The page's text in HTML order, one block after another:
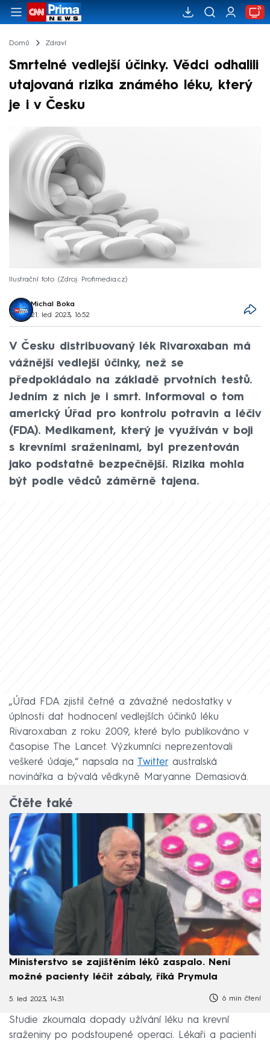
Domů Zdraví
Smrtelné vedlejší účinky. Vědci odhalili
utajovaná rizika známého léku, který
je i v Česku
Ilustrační foto Zdroj: Profimedia.cz
Michal Boka
21. led 2023, 16:52
V Česku distribuovaný lék Rivaroxaban má
vážnější vedlejší účinky, než se
předpokládalo na základě prvotních testů.
Jedním z nich je i smrt. Informoval o tom
americký Úřad pro kontrolu potravin a léčiv
(FDA). Medikament, který je využíván v boji
s krevními sraženinami, byl prezentován
jako podstatně bezpečnější. Rizika mohla
být podle vědců záměrně tajena.
„Úřad FDA zjistil četné a závažné nedostatky v
úplnosti dat hodnocení vedlejších účinků léku
Rivaroxaban z roku 2009, které bylo publikováno v
časopise The Lancet. Výzkumníci neprezentovali
veškeré údaje,“ napsala na Twitteraustralská
novinářka a bývalá vědkyně Maryanne Demasiová.
Čtěte také
Ministerstvo se zajištěním léků zaspalo. Není
možné pacienty léčit zábaly, říká Prymula
5. led 2023, 14:31 6 min čtení
Studie zkoumala dopady užívání léku na krevní
sraženiny po podstoupené operaci. Lékaři a pacienti